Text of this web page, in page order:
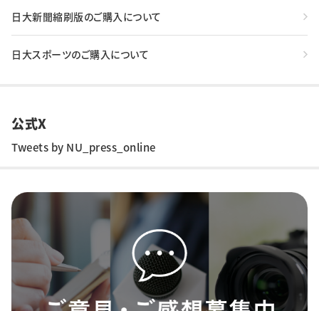
日大新聞縮刷版のご購入について
日大スポーツのご購入について
公式X
Tweets by NU_press_online